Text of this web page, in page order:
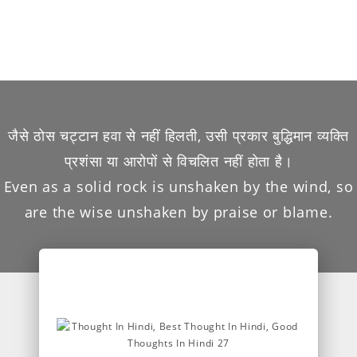
जैसे ठोस चट्टान हवा से नहीं हिलती, उसी प्रकार बुद्धिमान व्यक्ति
प्रशंसा या आरोपों से विचलित नहीं होता है।
Even as a solid rock is unshaken by the wind, so
are the wise unshaken by praise or blame.